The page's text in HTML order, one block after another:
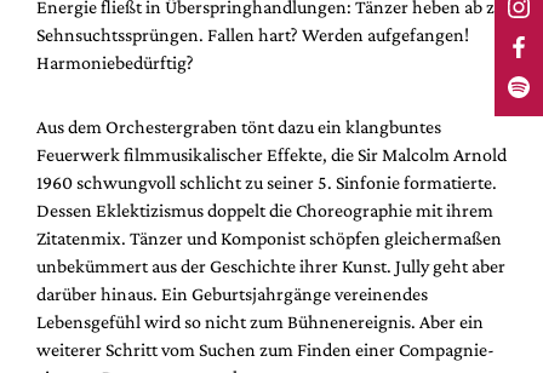
Energie fließt in Überspringhandlungen: Tänzer heben ab zu
Sehnsuchtssprüngen. Fallen hart? Werden aufgefangen!
Harmoniebedürftig?
Aus dem Orchestergraben tönt dazu ein klangbuntes
Feuerwerk filmmusikalischer Effekte, die Sir Malcolm Arnold
1960 schwungvoll schlicht zu seiner 5. Sinfonie formatierte.
Dessen Eklektizismus doppelt die Choreographie mit ihrem
Zitatenmix. Tänzer und Komponist schöpfen gleichermaßen
unbekümmert aus der Geschichte ihrer Kunst. Jully geht aber
darüber hinaus. Ein Geburtsjahrgänge vereinendes
Lebensgefühl wird so nicht zum Bühnenereignis. Aber ein
weiterer Schritt vom Suchen zum Finden einer Compagnie-